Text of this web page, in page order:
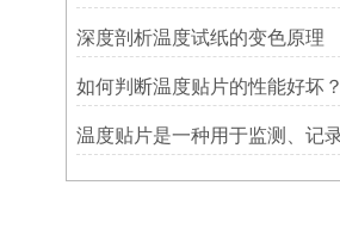
深度剖析温度试纸的变色原理
如何判断温度贴片的性能好坏？